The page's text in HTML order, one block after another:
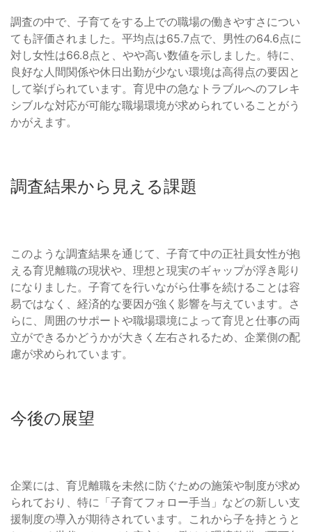
調査の中で、子育てをする上での職場の働きやすさについ
ても評価されました。平均点は65.7点で、男性の64.6点に
対し女性は66.8点と、やや高い数値を示しました。特に、
良好な人間関係や休日出勤が少ない環境は高得点の要因と
して挙げられています。育児中の急なトラブルへのフレキ
シブルな対応が可能な職場環境が求められていることがう
かがえます。
調査結果から見える課題
このような調査結果を通じて、子育て中の正社員女性が抱
える育児離職の現状や、理想と現実のギャップが浮き彫り
になりました。子育てを行いながら仕事を続けることは容
易ではなく、経済的な要因が強く影響を与えています。さ
らに、周囲のサポートや職場環境によって育児と仕事の両
立ができるかどうかが大きく左右されるため、企業側の配
慮が求められています。
今後の展望
企業には、育児離職を未然に防ぐための施策や制度が求め
られており、特に「子育てフォロー手当」などの新しい支
援制度の導入が期待されています。これから子を持とうと